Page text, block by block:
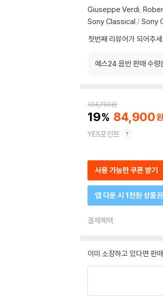
Giuseppe Verdi
Sony Classical / Sony
첫번째 리뷰어가 되어주
예스24 음반 판매 수량
104,700원
19 84,900
YES포인트
사용 가능한 쿠폰 받기
앱 다운 시 1천원 상품권
결제혜택
이미 소장하고 있다면 판